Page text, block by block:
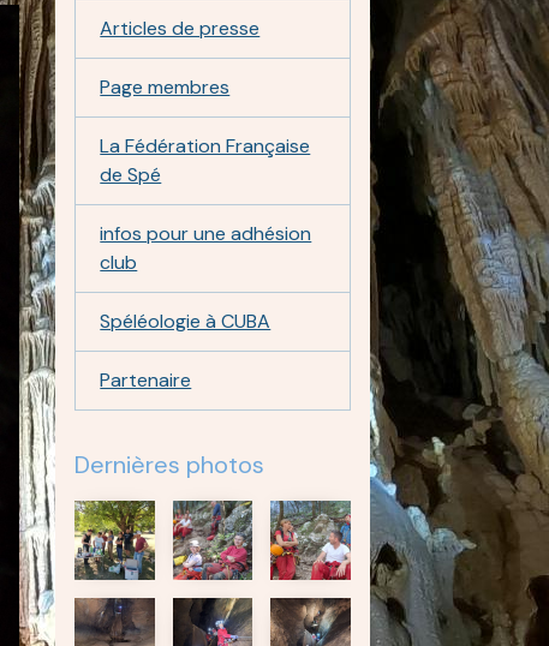
Articles de presse
Page membres
La Fédération Française
de Spé
infos pour une adhésion
club
Spéléologie à CUBA
Partenaire
Dernières photos